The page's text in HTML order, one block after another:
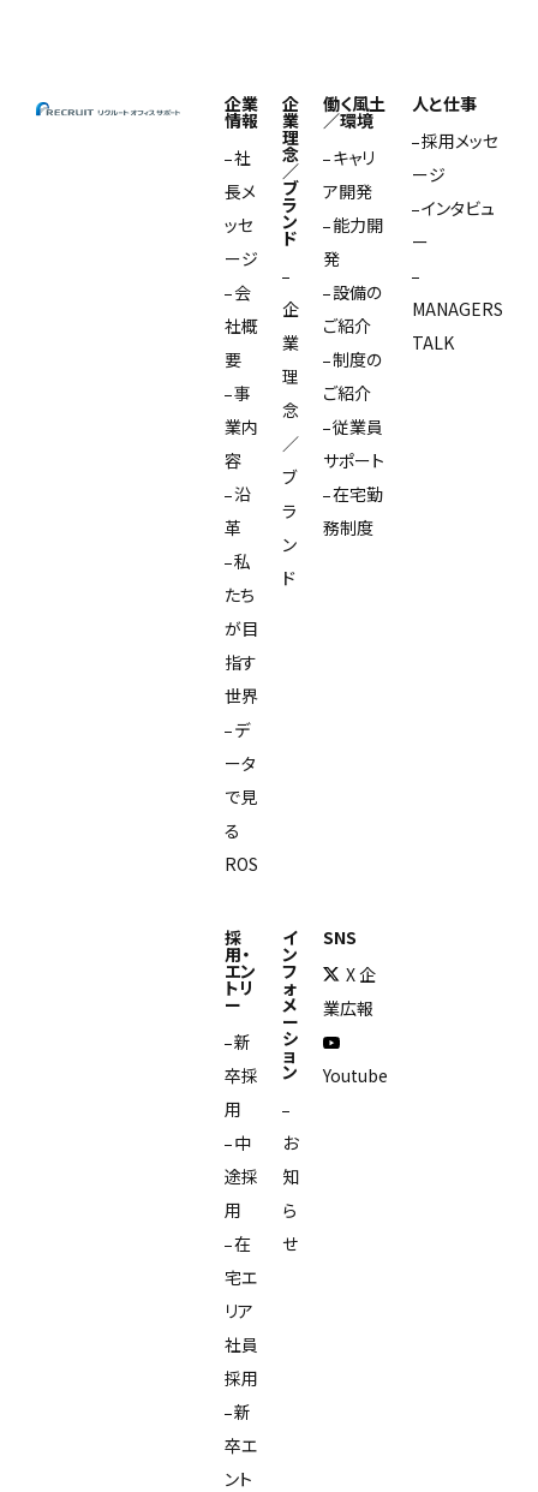
企業
情報
社
長メ
ッセ
ージ
会
社概
要
事
業内
容
沿
革
私
たち
が目
指す
世界
デ
ータ
で見
る
ROS
企
業
理
念
／
ブ
ラ
ン
ド
企
業
理
念
／
ブ
ラ
ン
ド
働く風土
／環境
キャリ
ア開発
能力開
発
設備の
ご紹介
制度の
ご紹介
従業員
サポート
在宅勤
務制度
人と仕事
採用メッセ
ージ
インタビュ
ー
MANAGERS
TALK
採
用・
エン
トリ
ー
新
卒採
用
中
途採
用
在
宅エ
リア
社員
採用
新
卒エ
ント
イ
ン
フ
ォ
メ
ー
シ
ョ
ン
お
知
ら
せ
SNS
X 企
業広報
Youtube